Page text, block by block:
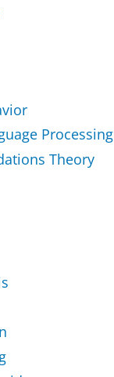
Processing
Theory